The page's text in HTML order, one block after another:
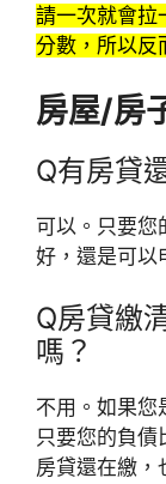
請一次就會拉
分數，所以反
房屋/房
Q有房貸
可以。只要您
好，還是可以
Q房貸繳
嗎？
不用。如果您
只要您的負債
房貸還在繳，